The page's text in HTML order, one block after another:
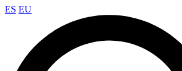
ES EU